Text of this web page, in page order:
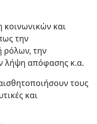
και
την
ρόλων, την
λήψη απόφασης κ.α.
τους
και